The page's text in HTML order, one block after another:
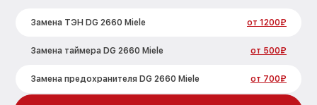
Замена ТЭН DG 2660 Miele от 1200₽
Замена таймера DG 2660 Miele от 500₽
Замена предохранителя DG 2660 Miele от 700₽